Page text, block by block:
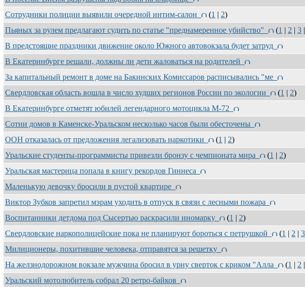
Сотрудники полиции выявили очередной интим-салон
(1 | 2)
Пьяных за рулем предлагают судить по статье "преднамеренное убийство"
(1 | 2 | 3 |
В предстоящие праздники движение около Южного автовокзала будет затруд
В Екатеринбурге решали, должны ли дети жаловаться на родителей
За капитальный ремонт в доме на Бакинских Комиссаров расписывались "ме
Свердловская область вошла в число худших регионов России по экологии
(1 | 2)
В Екатеринбурге отметят юбилей легендарного мотоцикла М-72
Сотни домов в Каменске-Уральском несколько часов были обесточены
ООН отказалась от предложения легализовать наркотики
(1 | 2)
Уральские студенты-программисты привезли бронзу с чемпионата мира
(1 | 2)
Уральская мастерица попала в книгу рекордов Гиннеса
Маленькую девочку бросили в пустой квартире
Виктор Зубков запретил мэрам уходить в отпуск в связи с лесными пожара
Воспитанники детдома под Сысертью раскрасили иномарку
(1 | 2)
Свердловские наркополицейские пока не планируют бороться с петрушкой
(1 | 2 | 3
Милиционеры, похитившие человека, отправятся за решетку
На желзнодорожном вокзале мужчина бросил в урну сверток с криком "Алла
(1 | 2 |
Уральский мотолюбитель собрал 20 ретро-байков